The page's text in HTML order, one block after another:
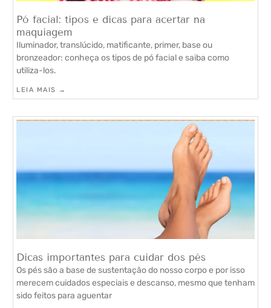
Pó facial: tipos e dicas para acertar na
maquiagem
Iluminador, translúcido, matificante, primer, base ou
bronzeador: conheça os tipos de pó facial e saiba como
utiliza-los.
LEIA MAIS →
Dicas importantes para cuidar dos pés
Os pés são a base de sustentação do nosso corpo e por isso
merecem cuidados especiais e descanso, mesmo que tenham
sido feitos para aguentar